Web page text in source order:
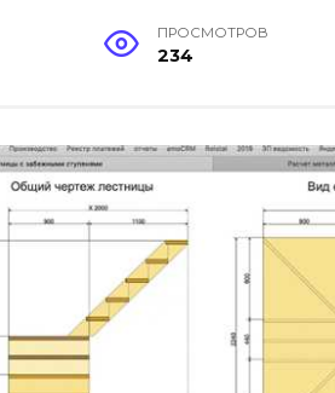
ПРОСМОТРОВ
234